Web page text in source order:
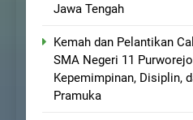
Jawa Tengah
Kemah dan Pelantikan
SMA Negeri 11
Kepemimpinan, Disiplin,
Pramuka